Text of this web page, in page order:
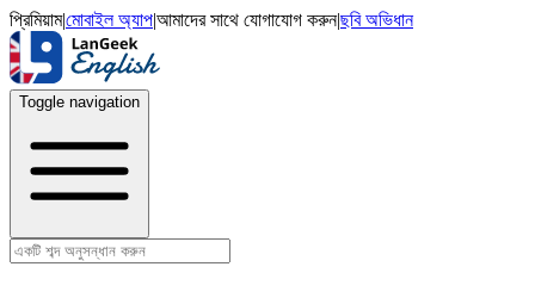
প্রিমিয়াম|মোবাইল অ্যাপ|আমাদের সাথে যোগাযোগ করুন|ছবি অভিধান
Toggle navigation